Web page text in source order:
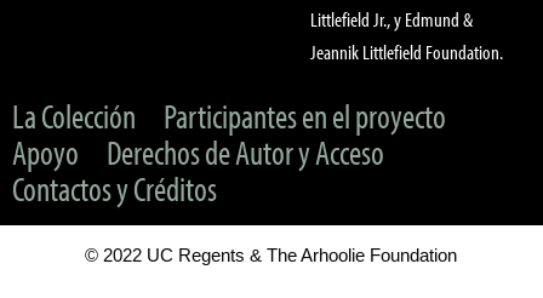
Littlefield Jr., y Edmund &
Jeannik Littlefield Foundation.
La Colección
Participantes en el proyecto
Apoyo
Derechos de Autor y Acceso
Contactos y Créditos
© 2022 UC Regents & The Arhoolie Foundation